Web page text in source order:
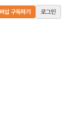
십 구독하기 로그인